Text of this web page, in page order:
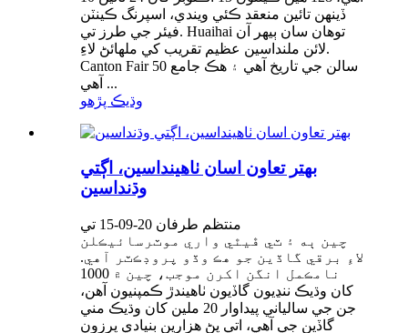
ڏينهن تائين منعقد ڪئي ويندي، اسپرنگ ڪينٽن
فيئر جي طرز تي. Huaihai توهان سان ٻيهر آن
لائن ملنداسين عظيم تقريب کي ملهائڻ لاءِ.
Canton Fair 50 سالن جي تاريخ آهي ۽ هڪ جامع
آهي ...
وڌيڪ پڙهو
بهتر تعاون اسان ٺاهينداسين، اڳتي
وڌنداسين
منتظم طرفان 20-09-15 تي
چين ٻه ۽ ٽي ڦيٿي واري موٽرسائيڪلن
لاءِ برقي گاڏين جو هڪ وڏو پروڊڪٽر آهي.
نامڪمل انگن اکرن موجب، چين ۾ 1000
کان وڌيڪ ننڍيون گاڏيون ٺاهيندڙ ڪمپنيون آهن،
جن جي سالياني پيداوار 20 ملين کان وڌيڪ مني
گاڏين جي آهي، اتي پڻ هزارين بنيادي پرزون